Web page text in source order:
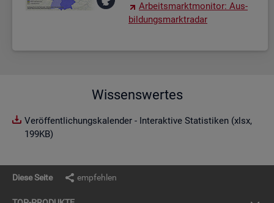
Ar­beits­markt­mo­ni­tor: Aus­
bil­dungs­markt­ra­dar
Wissenswertes
Veröffentlichungskalender - Interaktive Statistiken (xlsx,
199KB)
Diese Seite empfehlen